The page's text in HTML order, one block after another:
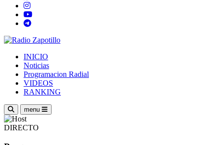
INICIO
Noticias
Programacion Radial
VIDEOS
RANKING
menu
DIRECTO